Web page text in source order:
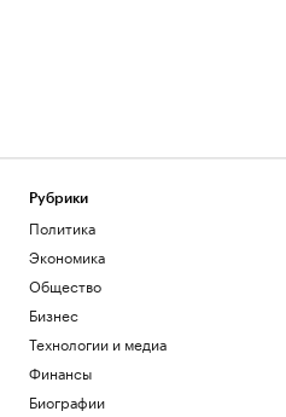
Рубрики
Политика
Экономика
Общество
Бизнес
Технологии и медиа
Финансы
Биографии